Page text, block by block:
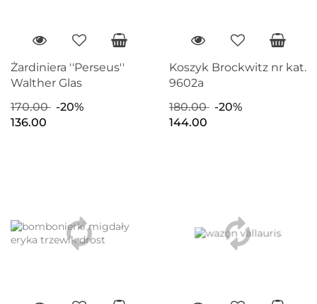
Żardiniera ''Perseus''
Walther Glas
170.00
-20%
136.00
Koszyk Brockwitz nr kat.
9602a
180.00
-20%
144.00